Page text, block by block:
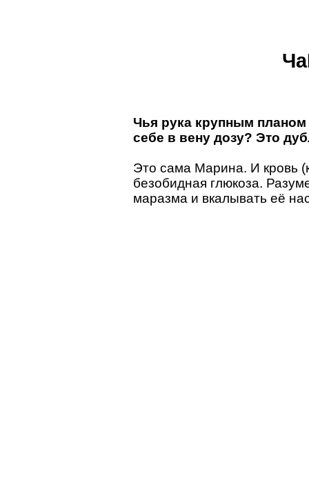
Чья рука крупным планом
себе в вену дозу? Это
Это сама Марина. И кровь
безобидная глюкоза.
маразма и вкалывать её